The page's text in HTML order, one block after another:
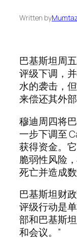
Written by
巴基斯坦周
评级下调，
水的袭击，
来偿还其外部
穆迪周四将
一步下调至
获得资金。
脆弱性风险
死亡并造成
巴基斯坦财
评级行动是
部和巴基斯
和会议。”